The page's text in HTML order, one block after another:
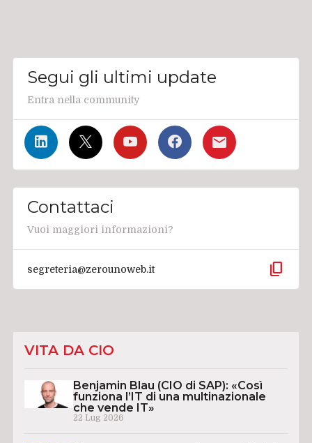
Segui gli ultimi update
Entra nella community
Contattaci
Vuoi maggiori informazioni?
segreteria@zerounoweb.it content_copy
VITA DA CIO
Benjamin Blau (CIO di SAP): «Così
funziona l’IT di una multinazionale
che vende IT»
22 Lug 2026